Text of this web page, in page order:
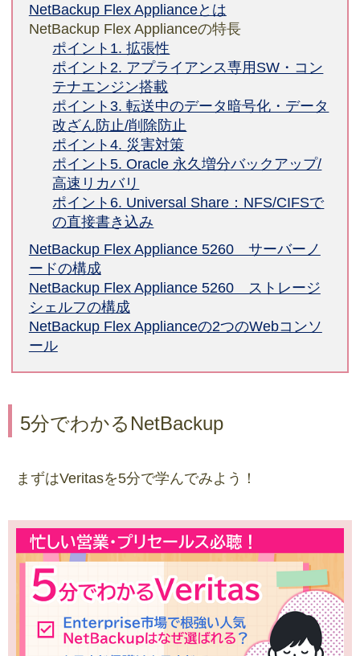
NetBackup Flex Applianceとは
NetBackup Flex Applianceの特長
ポイント1. 拡張性
ポイント2. アプライアンス専用SW・コン
テナエンジン搭載
ポイント3. 転送中のデータ暗号化・データ
改ざん防止/削除防止
ポイント4. 災害対策
ポイント5. Oracle 永久増分バックアップ/
高速リカバリ
ポイント6. Universal Share：NFS/CIFSで
の直接書き込み
NetBackup Flex Appliance 5260 サーバーノ
ードの構成
NetBackup Flex Appliance 5260 ストレージ
シェルフの構成
NetBackup Flex Applianceの2つのWebコンソ
ール
5分でわかるNetBackup
まずはVeritasを5分で学んでみよう！